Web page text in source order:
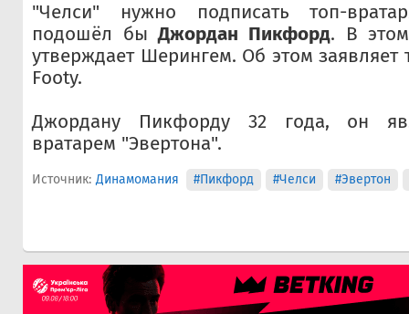
"Челси" нужно подписать топ-
подошёл быДжордан Пикфорд. В
утверждает Шерингем. Об этом заявляет
Footy.
Джордану Пикфорду 32 года, он
вратарем "Эвертона".
Источник: Динамомания #Пикфорд #Челси #Эвертон